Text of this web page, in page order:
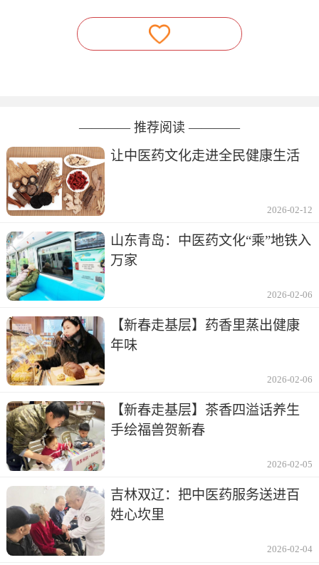
———— 推荐阅读 ————
让中医药文化走进全民健康生活
2026-02-12
山东青岛：中医药文化“乘”地铁入
万家
2026-02-06
【新春走基层】药香里蒸出健康
年味
2026-02-06
【新春走基层】茶香四溢话养生
手绘福兽贺新春
2026-02-05
吉林双辽：把中医药服务送进百
姓心坎里
2026-02-04